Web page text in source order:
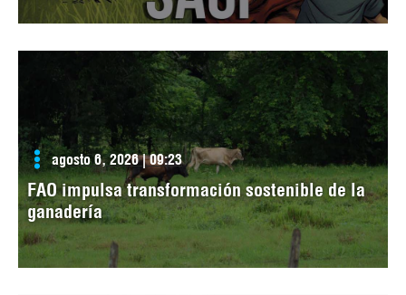
agosto 6, 2026 | 09:23
FAO impulsa transformación sostenible de la
ganadería